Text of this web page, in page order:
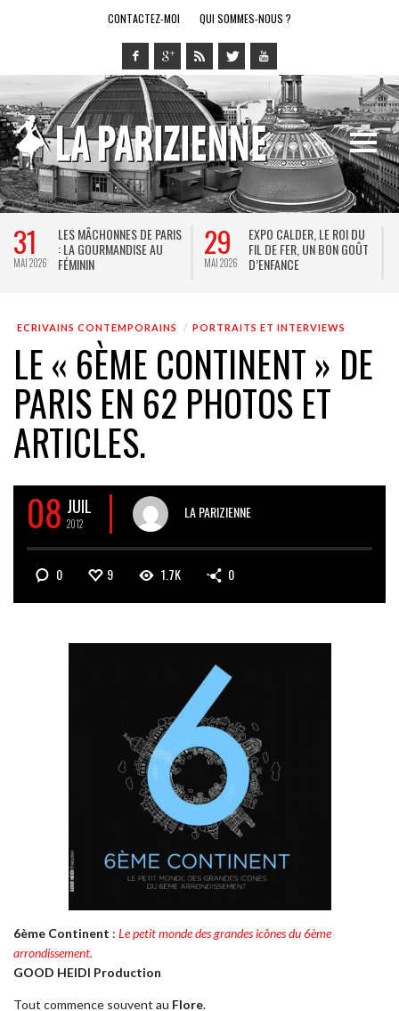
CONTACTEZ-MOI QUI SOMMES-NOUS ?
31
MAI 2026
LES MÂCHONNES DE PARIS
: LA GOURMANDISE AU
FÉMININ
29
MAI 2026
EXPO CALDER, LE ROI DU
FIL DE FER, UN BON GOÛT
D’ENFANCE
ECRIVAINS CONTEMPORAINS PORTRAITS ET INTERVIEWS
LE « 6ÈME CONTINENT » DE
PARIS EN 62 PHOTOS ET
ARTICLES.
08 JUIL
2012
LA PARIZIENNE
0 9 1.7K 0
6ème Continent : Le petit monde des grandes icônes du 6ème
arrondissement.
GOOD HEIDI Production
Tout commence souvent au Flore.